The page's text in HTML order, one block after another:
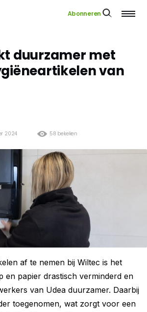
Abonneren
duurzamer met
van
58 bekeken
2024
af te nemen bij Wiltec is het
en papier drastisch verminderd en
van Udea duurzamer. Daarbij
toegenomen, wat zorgt voor een